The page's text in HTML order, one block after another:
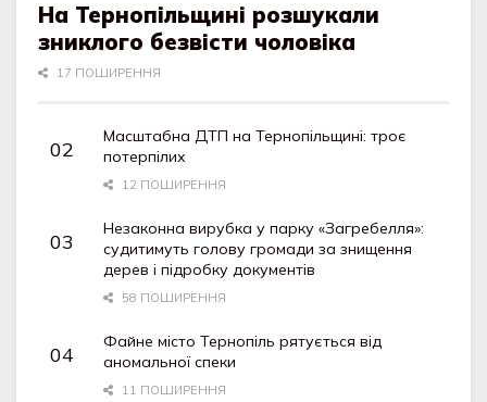
На Тернопільщині розшукали
зниклого безвісти чоловіка
17 ПОШИРЕННЯ
Масштабна ДТП на Тернопільщині: троє
потерпілих
12 ПОШИРЕННЯ
Незаконна вирубка у парку «Загребелля»:
судитимуть голову громади за знищення
дерев і підробку документів
58 ПОШИРЕННЯ
Файне місто Тернопіль рятується від
аномальної спеки
11 ПОШИРЕННЯ